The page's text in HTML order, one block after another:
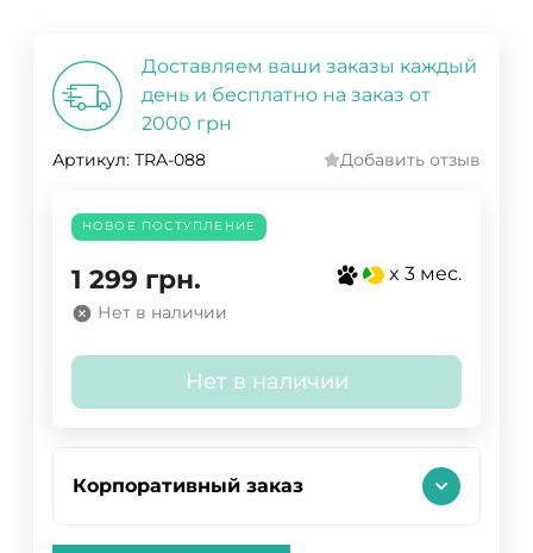
Доставляем ваши заказы каждый
день и бесплатно на заказ от
2000 грн
Артикул: TRA-088 Добавить отзыв
НОВОЕ ПОСТУПЛЕНИЕ
1 299 грн. x 3 мес.
Нет в наличии
Нет в наличии
Корпоративный заказ